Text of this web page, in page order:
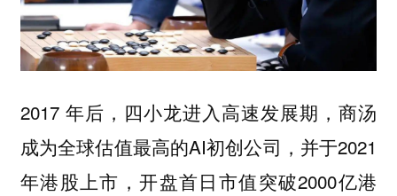
2017 年后，四小龙进入高速发展期，商汤
成为全球估值最高的AI初创公司，并于2021
年港股上市，开盘首日市值突破2000亿港